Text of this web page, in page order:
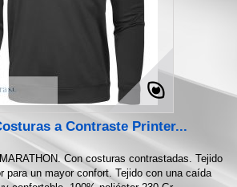
a Contraste Printer...
Con costuras contrastadas. Tejido
para un mayor confort. Tejido con una caída